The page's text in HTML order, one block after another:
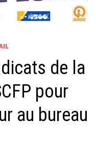
de la
pour
au bureau